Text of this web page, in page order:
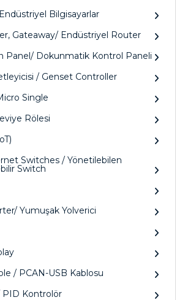
Bilgisayarlar
Gateaway/ Endüstriyel Router
Panel/ Dokunmatik Kontrol Paneli
/ Genset Controller
Single
Rölesi
Switches / Yönetilebilen
Switch
Yumuşak Yolverici
/ PCAN-USB Kablosu
PID Kontrolör